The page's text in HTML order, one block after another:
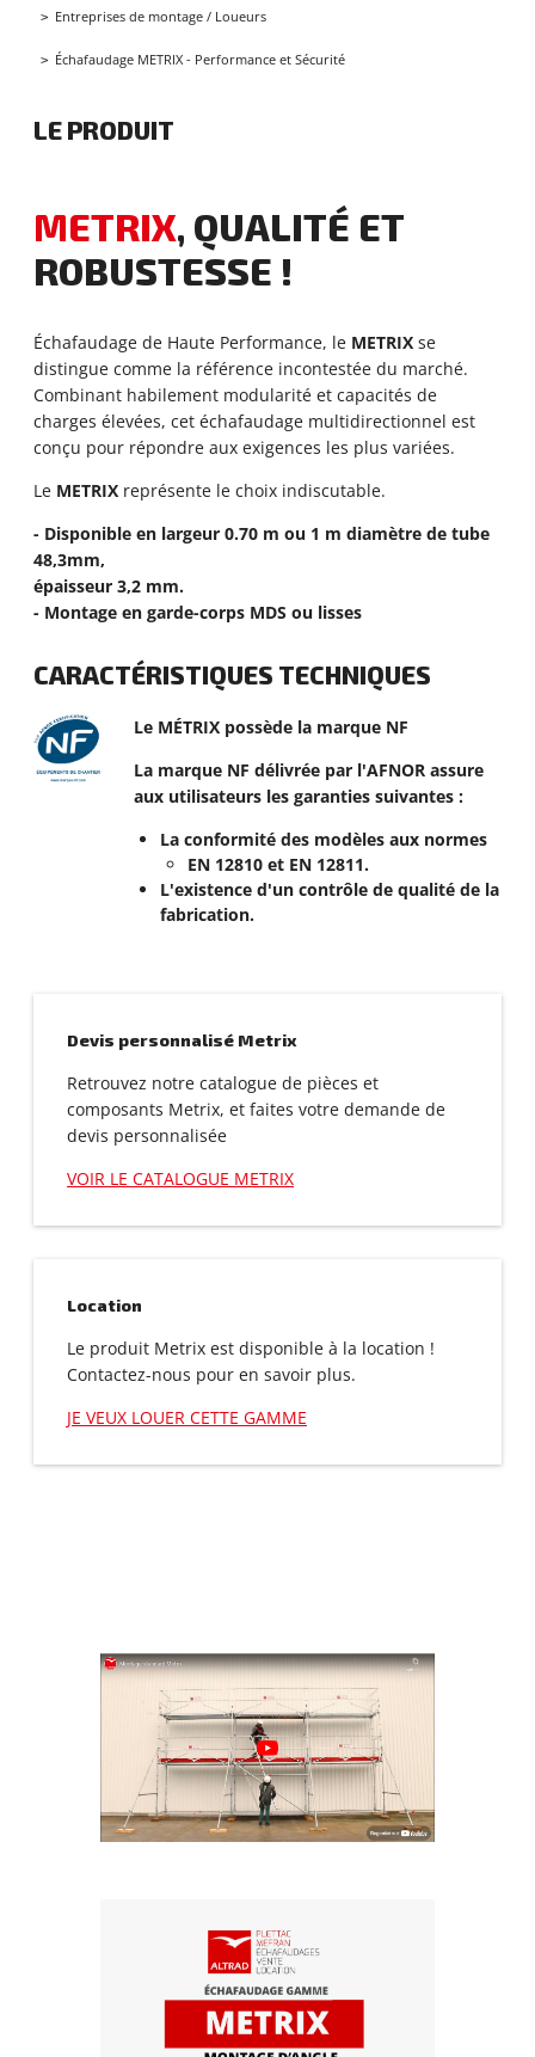
Entreprises de montage / Loueurs
Échafaudage METRIX - Performance et Sécurité
LE PRODUIT
METRIX, QUALITÉ ET
ROBUSTESSE !
Échafaudage de Haute Performance, le METRIX se
distingue comme la référence incontestée du marché.
Combinant habilement modularité et capacités de
charges élevées, cet échafaudage multidirectionnel est
conçu pour répondre aux exigences les plus variées.
Le METRIX représente le choix indiscutable.
- Disponible en largeur 0.70 m ou 1 m diamètre de tube
48,3mm,
épaisseur 3,2 mm.
- Montage en garde-corps MDS ou lisses
CARACTÉRISTIQUES TECHNIQUES
Le MÉTRIX possède la marque NF
La marque NF délivrée par l'AFNOR assure
aux utilisateurs les garanties suivantes :
La conformité des modèles aux normes
EN 12810 et EN 12811.
L'existence d'un contrôle de qualité de la
fabrication.
Devis personnalisé Metrix
Retrouvez notre catalogue de pièces et
composants Metrix, et faites votre demande de
devis personnalisée
VOIR LE CATALOGUE METRIX
Location
Le produit Metrix est disponible à la location !
Contactez-nous pour en savoir plus.
JE VEUX LOUER CETTE GAMME